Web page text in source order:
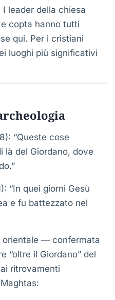
leader della chiesa
copta hanno tutti
qui. Per i cristiani
luoghi più significativi
“Queste cose
là del Giordano, dove
“In quei giorni Gesù
e fu battezzato nel
orientale — confermata
“oltre il Giordano” del
ritrovamenti